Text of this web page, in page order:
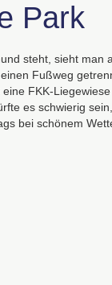
Park
steht, sieht man
Fußweg
eine FKK-
es schwierig
bei schönem